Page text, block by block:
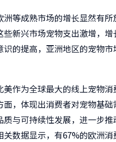
等成熟市场的增长显然有
些新兴市场宠物支出激增，
的提高，亚洲地区的宠物
美作为全球最大的线上宠物
，体现出消费者对宠物基础
与可持续性发展，进一步
数据显示，有67%的欧洲